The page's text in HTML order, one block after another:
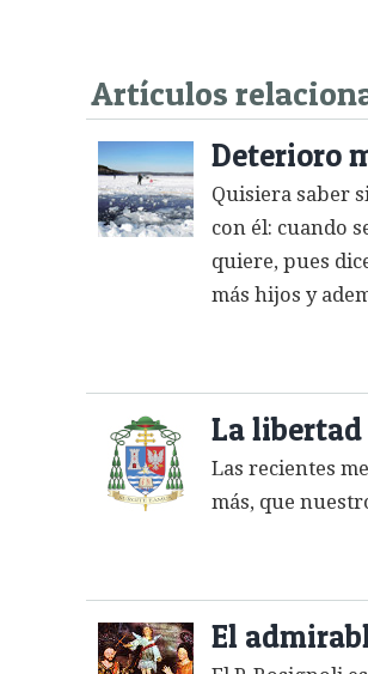
Artículos
Deterioro
Quisiera saber
con él: cuando
quiere, pues
más hijos y
La
Las recientes
más, que
El